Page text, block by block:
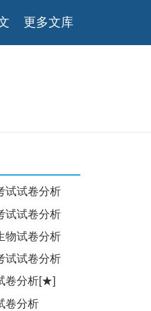
更多文库
试试卷分析
试试卷分析
物试卷分析
试试卷分析
卷分析[★]
卷分析